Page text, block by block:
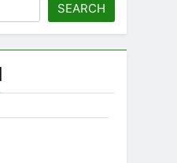
SEARCH